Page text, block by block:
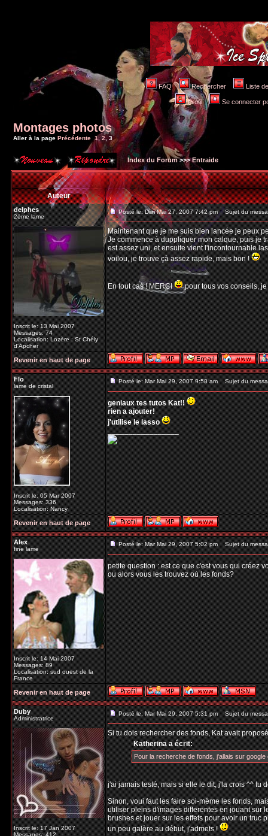
FAQ Rechercher Liste
Profil Se connecter
Montages photos
Aller à la page Précédente 1,2 3
Index du Forum>>>Entraide
Auteur
delphes
2ème lame
Inscrit le: 13 Mai 2007
Messages: 74
Localisation: Lozère : St Chély
d'Apcher
Posté le: Dim Mai 27, 2007 7:42 pm Sujet du
Maintenant que je me suis bien lancée je peux
Je commence à duppliquer mon calque, puis je
est assez uni, et ensuite vient l'incontournable
voilou, je trouve çà assez rapide, mais bon !
En tout cas ! MERCI pour tous vos conseils,
Revenir en haut de page
Flo
lame de cristal
Inscrit le: 05 Mar 2007
Messages: 336
Localisation: Nancy
Posté le: Mar Mai 29, 2007 9:58 am Sujet du
geniaux tes tutos Kat!!
rien a ajouter!
j'utilise le lasso
_________________
Revenir en haut de page
Alex
fine lame
Inscrit le: 14 Mai 2007
Messages: 89
Localisation: sud ouest de la
France
Posté le: Mar Mai 29, 2007 5:02 pm Sujet du
petite question : est ce que c'est vous qui créez
ou alors vous les trouvez où les fonds?
Revenir en haut de page
Duby
Administratrice
Inscrit le: 17 Jan 2007
Messages: 412
Posté le: Mar Mai 29, 2007 5:31 pm Sujet du
Si tu dois rechercher des fonds, Kat avait
Katherina a écrit:
Pour la recherche de fonds, j'allais sur
j'ai jamais testé, mais si elle le dit, j'la crois ^^ tu
Sinon, voui faut les faire soi-même les fonds,
utiliser pleins d'images differentes en jouant sur
brushes et jouer sur les effets pour avoir un truc
un peu galère au début, j'admets !